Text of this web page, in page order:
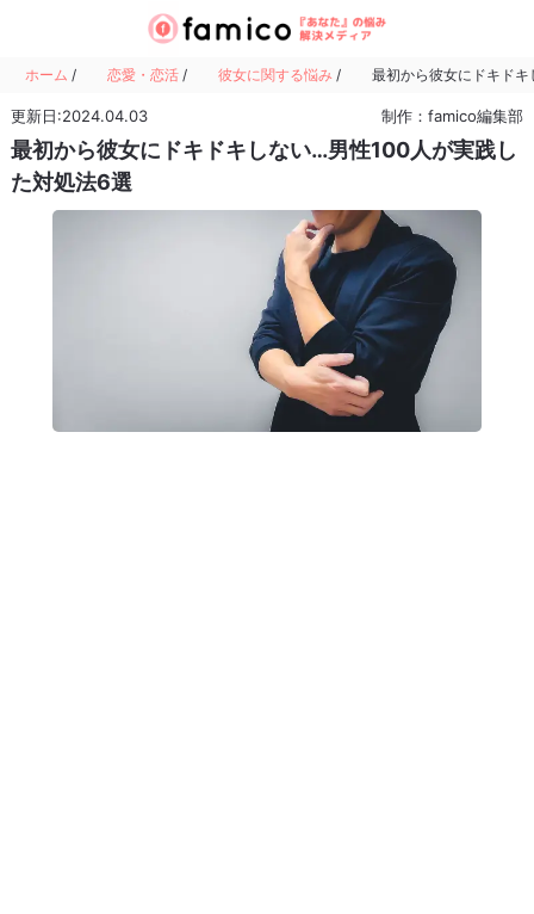
ホーム / 恋愛・恋活 / 彼女に関する悩み / 最初から彼女にドキド
更新日:2024.04.03 制作：famico編集部
最初から彼女にドキドキしない…男性100人が実践し
た対処法6選